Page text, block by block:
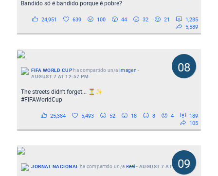
Bandido só é bandido porque é pobre?
24,951 639 100 44 32 21
1,285
5,589
08
FIFA WORLD CUPha compartido un/a Imagen -
AUGUST 7 AT 12:57 PM
The streets didn't forget... ⏳✨
#FIFAWorldCup
25,384 5,493 52 18 8 4
189
105
09
JORNAL NACIONALha compartido un/a Reel - AUGUST 7 AT 2:35 AM